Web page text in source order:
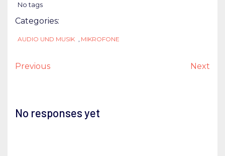
No tags
Categories:
AUDIO UND MUSIK MIKROFONE
Previous Next
No responses yet